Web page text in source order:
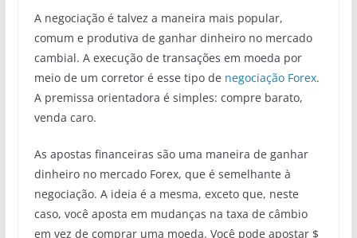
A negociação é talvez a maneira mais popular,
comum e produtiva de ganhar dinheiro no mercado
cambial. A execução de transações em moeda por
meio de um corretor é esse tipo de negociação Forex.
A premissa orientadora é simples: compre barato,
venda caro.
As apostas financeiras são uma maneira de ganhar
dinheiro no mercado Forex, que é semelhante à
negociação. A ideia é a mesma, exceto que, neste
caso, você aposta em mudanças na taxa de câmbio
em vez de comprar uma moeda. Você pode apostar $